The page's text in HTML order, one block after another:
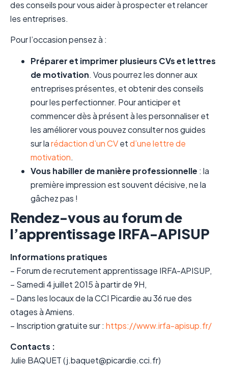
des conseils pour vous aider à prospecter et relancer
les entreprises.
Pour l’occasion pensez à :
Préparer et imprimer plusieurs CVs et lettres
de motivation. Vous pourrez les donner aux
entreprises présentes, et obtenir des conseils
pour les perfectionner. Pour anticiper et
commencer dès à présent à les personnaliser et
les améliorer vous pouvez consulter nos guides
sur larédaction d’un CVetd’une lettre de
motivation.
Vous habiller de manière professionnelle : la
première impression est souvent décisive, ne la
gâchez pas !
Rendez-vous au forum de
l’apprentissage IRFA-APISUP
Informations pratiques
– Forum de recrutement apprentissage IRFA-APISUP,
– Samedi 4 juillet 2015 à partir de 9H,
– Dans les locaux de la CCI Picardie au 36 rue des
otages à Amiens.
– Inscription gratuite sur : https://www.irfa-apisup.fr/
Contacts :
Julie BAQUET (j.baquet@picardie.cci.fr)